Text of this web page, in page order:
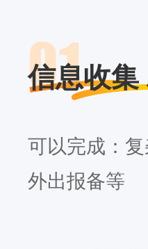
信息收集
可以完成：
外出报备等